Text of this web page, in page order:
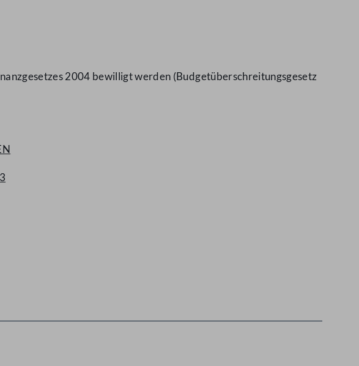
2004 bewilligt werden (Budgetüberschreitungsgesetz